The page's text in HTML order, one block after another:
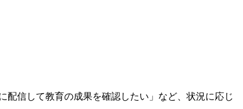
信して教育の成果を確認したい」など、状況に応じ